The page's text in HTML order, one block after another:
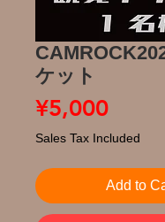
ケット
¥5,000Price
Sales Tax Included
Add to